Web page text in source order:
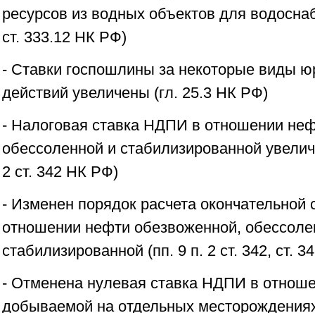
ресурсов из водных объектов для
ст. 333.12 НК РФ)
- Ставки госпошлины за некоторые виды
действий увеличены (гл. 25.3 НК РФ)
- Налоговая ставка НДПИ в отношении
обессоленной и стабилизированной
2 ст. 342 НК РФ)
- Изменен порядок расчета
отношении нефти обезвоженной,
стабилизированной (пп. 9 п. 2 ст. 342, ст.
- Отменена нулевая ставка НДПИ в
добываемой на отдельных